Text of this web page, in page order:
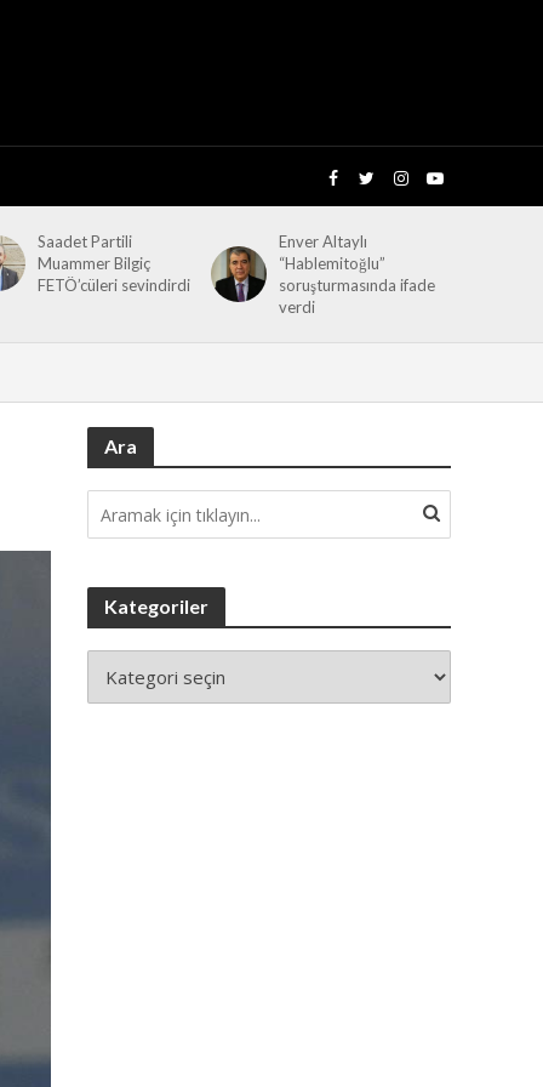
Saadet Partili
Muammer Bilgiç
FETÖ’cüleri sevindirdi
Enver Altaylı
“Hablemitoğlu”
soruşturmasında ifade
verdi
Ara
Kategoriler